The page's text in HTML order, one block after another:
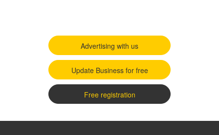
Advertising with us
Update Business for free
Free registration